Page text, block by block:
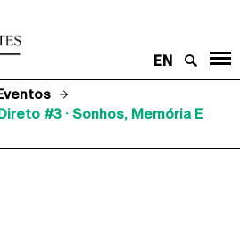
EN
#3 · Sonhos, Memória E